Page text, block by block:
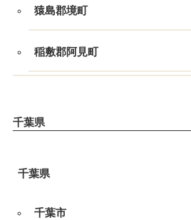
猿島郡境町
稲敷郡阿見町
千葉県
千葉県
千葉市